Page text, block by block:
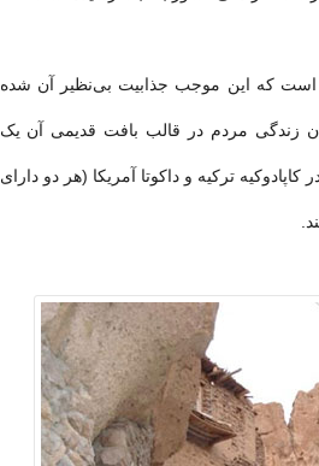
که این موجب جذابیت بی‌نظیر آن شده
زندگی مردم در قالب بافت قدیمی آن یک
ترکیه و داکوتا آمریکا (هر دو دارای